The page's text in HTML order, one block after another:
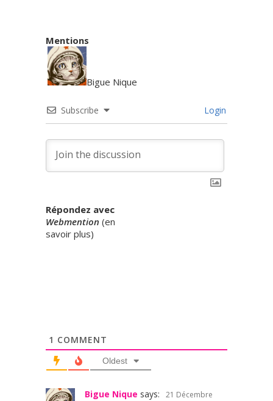
Mentions
Bigue Nique
Subscribe Login
Répondez avec
Webmention (en
savoir plus)
1 COMMENT
Oldest
Bigue Nique says:
21 Décembre